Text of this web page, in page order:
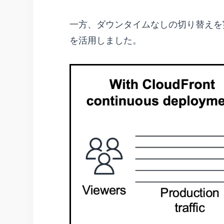
一方、ダウンタイムなしの切り替え
を活用しました。